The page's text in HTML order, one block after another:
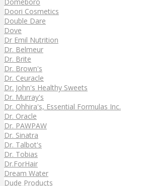
Doori Cosmetics
Double Dare
Dove
Dr Emil Nutrition
Dr. Belmeur
Dr. Brite
Dr. Brown's
Dr. Ceuracle
Dr. John's Healthy Sweets
Dr. Murray's
Dr. Ohhira's, Essential Formulas Inc.
Dr. Oracle
Dr. PAWPAW
Dr. Sinatra
Dr. Talbot's
Dr. Tobias
Dr.ForHair
Dream Water
Dude Products